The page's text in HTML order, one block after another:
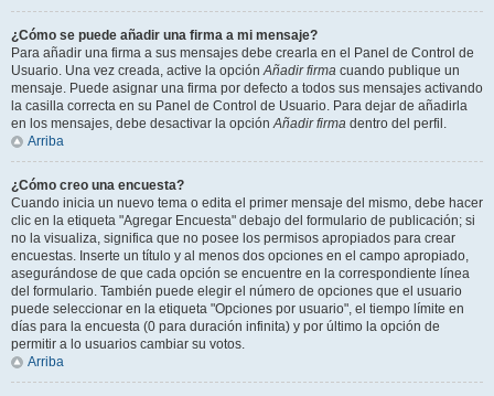
¿Cómo se puede añadir una firma a mi mensaje?
Para añadir una firma a sus mensajes debe crearla en el Panel de Control de
Usuario. Una vez creada, active la opciónAñadir firma cuando publique un
mensaje. Puede asignar una firma por defecto a todos sus mensajes activando
la casilla correcta en su Panel de Control de Usuario. Para dejar de añadirla
en los mensajes, debe desactivar la opciónAñadir firma dentro del perfil.
Arriba
¿Cómo creo una encuesta?
Cuando inicia un nuevo tema o edita el primer mensaje del mismo, debe hacer
clic en la etiqueta "Agregar Encuesta" debajo del formulario de publicación; si
no la visualiza, significa que no posee los permisos apropiados para crear
encuestas. Inserte un título y al menos dos opciones en el campo apropiado,
asegurándose de que cada opción se encuentre en la correspondiente línea
del formulario. También puede elegir el número de opciones que el usuario
puede seleccionar en la etiqueta "Opciones por usuario", el tiempo límite en
días para la encuesta (0 para duración infinita) y por último la opción de
permitir a lo usuarios cambiar su votos.
Arriba